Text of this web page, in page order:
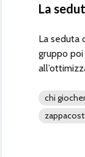
La
La seduta
gruppo
chi